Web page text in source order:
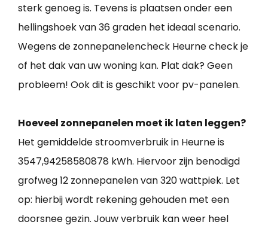
sterk genoeg is. Tevens is plaatsen onder een
hellingshoek van 36 graden het ideaal scenario.
Wegens de zonnepanelencheck Heurne check je
of het dak van uw woning kan. Plat dak? Geen
probleem! Ook dit is geschikt voor pv-panelen.
Hoeveel zonnepanelen moet ik laten leggen?
Het gemiddelde stroomverbruik in Heurne is
3547,94258580878 kWh. Hiervoor zijn benodigd
grofweg 12 zonnepanelen van 320 wattpiek. Let
op: hierbij wordt rekening gehouden met een
doorsnee gezin. Jouw verbruik kan weer heel